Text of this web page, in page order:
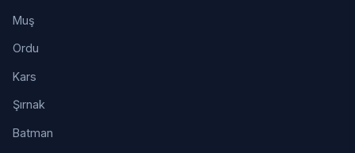
Muş
Ordu
Kars
Şırnak
Batman